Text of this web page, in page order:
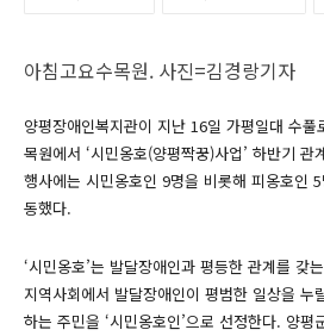
아침고요수목원. 사진=김경랑기자
양평장애인복지관이 지난 16일 가평일대 수
목원에서 ‘시민옹호(양평짝꿍)사업’ 하반기
행사에는 시민옹호인 9명을 비롯해 피옹호인
동했다.
‘시민옹호’는 발달장애인과 평등한 관계를 갖
지역사회에서 발달장애인이 평범한 일상을 누
하는 주민을 ‘시민옹호인’으로 선정한다. 양